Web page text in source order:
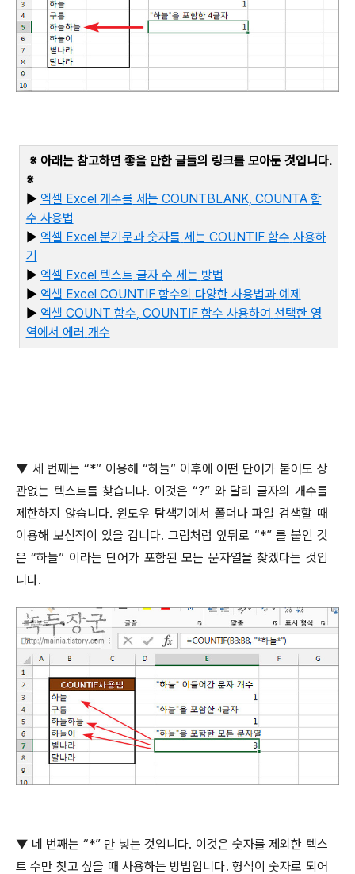
※ 아래는 참고하면 좋을 만한 글들의 링크를 모아둔 것입니다.
※
▶ 엑셀 Excel 개수를 세는 COUNTBLANK, COUNTA 함
수 사용법
▶ 엑셀 Excel 분기문과 숫자를 세는 COUNTIF 함수 사용하
기
▶ 엑셀 Excel 텍스트 글자 수 세는 방법
▶ 엑셀 Excel COUNTIF 함수의 다양한 사용법과 예제
▶ 엑셀 COUNT 함수, COUNTIF 함수 사용하여 선택한 영
역에서 에러 개수
▼ 세 번째는 “*” 이용해 “하늘” 이후에 어떤 단어가 붙어도 상
관없는 텍스트를 찾습니다. 이것은 “?” 와 달리 글자의 개수를
제한하지 않습니다.윈도우 탐색기에서 폴더나 파일 검색할 때
이용해 보신적이 있을 겁니다.그림처럼 앞뒤로 “*” 를 붙인 것
은“하늘” 이라는 단어가 포함된 모든 문자열을 찾겠다는 것입
니다.
▼ 네 번째는 “*” 만 넣는 것입니다. 이것은 숫자를 제외한 텍스
트 수만 찾고 싶을 때 사용하는 방법입니다. 형식이 숫자로 되어